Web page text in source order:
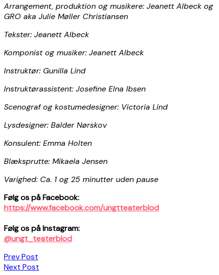
Arrangement, produktion og musikere: Jeanett Albeck og
GRO aka Julie Møller Christiansen
Tekster: Jeanett Albeck
Komponist og musiker: Jeanett Albeck
Instruktør: Gunilla Lind
Instruktørassistent: Josefine Elna Ibsen
Scenograf og kostumedesigner: Victoria Lind
Lysdesigner: Balder Nørskov
Konsulent: Emma Holten
Blæksprutte: Mikaela Jensen
Varighed: Ca. 1 og 25 minutter uden pause
Følg os på Facebook:
https://www.facebook.com/ungtteaterblod
Følg os på Instagram:
@ungt_teaterblod
Indlægsnavigation
Prev Post
Next Post